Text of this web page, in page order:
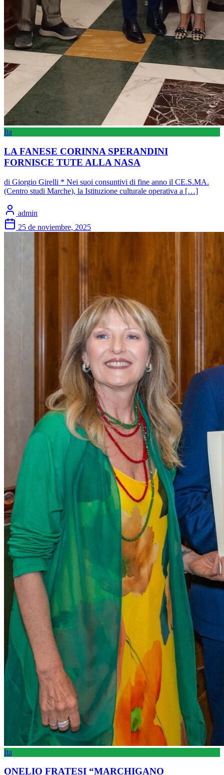
Ita
LA FANESE CORINNA SPERANDINI
FORNISCE TUTE ALLA NASA
di Giorgio Girelli * Nei suoi consuntivi di fine anno il CE.S.MA.
(Centro studi Marche), la Istituzione culturale operativa a […]
admin
25 de noviembre, 2025
Ita
ONELIO FRATESI “MARCHIGANO